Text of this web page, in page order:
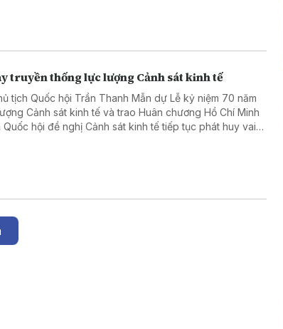
truyền thống lực lượng Cảnh sát kinh tế
tịch Quốc hội Trần Thanh Mẫn dự Lễ kỷ niệm 70 năm
Cảnh sát kinh tế và trao Huân chương Hồ Chí Minh
hội đề nghị Cảnh sát kinh tế tiếp tục phát huy vai